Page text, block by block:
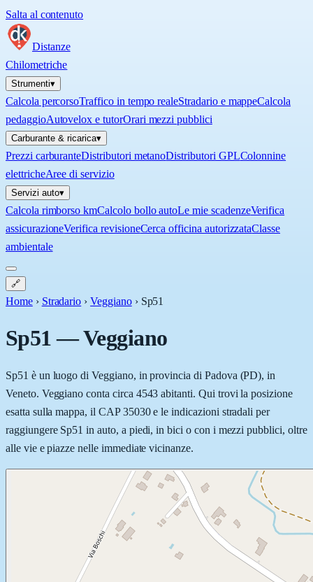
Salta al contenuto
Distanze
Chilometriche
Strumenti▾
Calcola percorsoTraffico in tempo realeStradario e mappeCalcola
pedaggioAutovelox e tutorOrari mezzi pubblici
Carburante & ricarica▾
Prezzi carburanteDistributori metanoDistributori GPLColonnine
elettricheAree di servizio
Servizi auto▾
Calcola rimborso kmCalcolo bollo autoLe mie scadenzeVerifica
assicurazioneVerifica revisioneCerca officina autorizzataClasse
ambientale
🔗
Home › Stradario › Veggiano › Sp51
Sp51—Veggiano
Sp51 è un luogo di Veggiano, in provincia di Padova (PD), in
Veneto. Veggiano conta circa 4543 abitanti. Qui trovi la posizione
esatta sulla mappa, il CAP 35030 e le indicazioni stradali per
raggiungere Sp51 in auto, a piedi, in bici o con i mezzi pubblici, oltre
alle vie e piazze nelle immediate vicinanze.